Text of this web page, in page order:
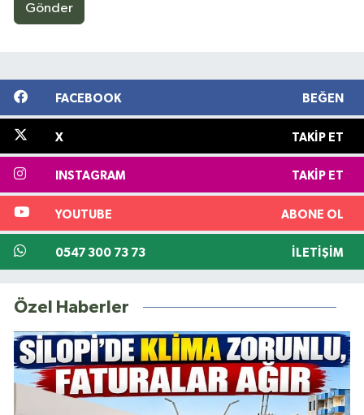
Gönder
FACEBOOK BEĞEN
X TAKIP ET
INSTAGRAM TAKIP ET
YOUTUBE ABONE OL
0547 300 73 73 İLETIŞIM
Özel Haberler